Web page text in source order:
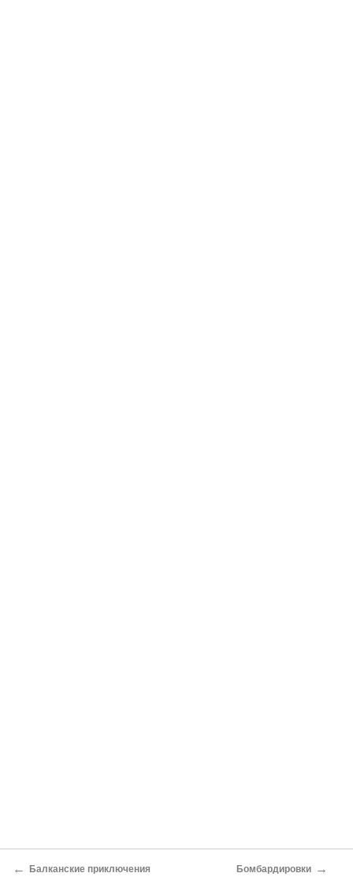
← Балканские приключения Бомбардировки →